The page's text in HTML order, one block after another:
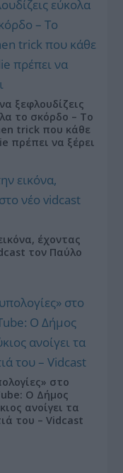
ξεφλουδίζεις
το σκόρδο – Το
trick που κάθε
πρέπει να ξέρει
έχοντας
τον Παύλο
στο
Ο Δήμος
ανοίγει τα
του – Vidcast